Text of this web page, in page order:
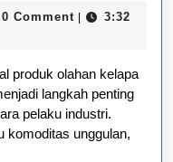
Produk
Kelapa
Untuk
0 Comment
3:32
produk olahan kelapa
langkah penting
pelaku industri.
komoditas unggulan,